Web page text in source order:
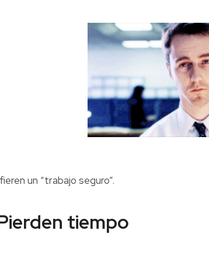
un “trabajo seguro”.
tiempo